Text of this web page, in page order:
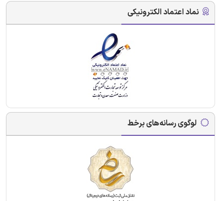
نماد اعتماد الکترونیکی
لوگوی رسانه‌های برخط